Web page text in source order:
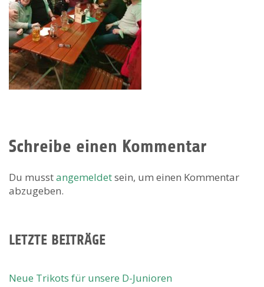
Schreibe einen Kommentar
Du musstangemeldetsein, um einen Kommentar
abzugeben.
LETZTE BEITRÄGE
Neue Trikots für unsere D-Junioren